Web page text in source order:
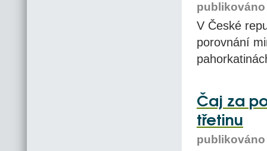
publikováno
V České
porovnání
Čaj za
třetinu
publikováno